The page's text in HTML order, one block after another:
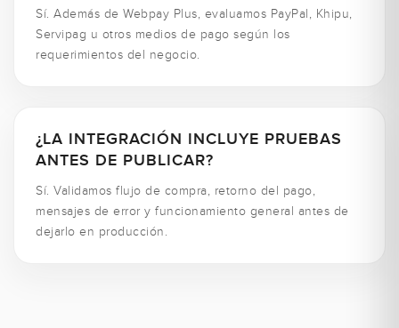
Sí. Además de Webpay Plus, evaluamos PayPal, Khipu,
Servipag u otros medios de pago según los
requerimientos del negocio.
¿LA INTEGRACIÓN INCLUYE PRUEBAS
ANTES DE PUBLICAR?
Sí. Validamos flujo de compra, retorno del pago,
mensajes de error y funcionamiento general antes de
dejarlo en producción.